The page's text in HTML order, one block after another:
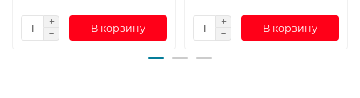
В корзину В корзину